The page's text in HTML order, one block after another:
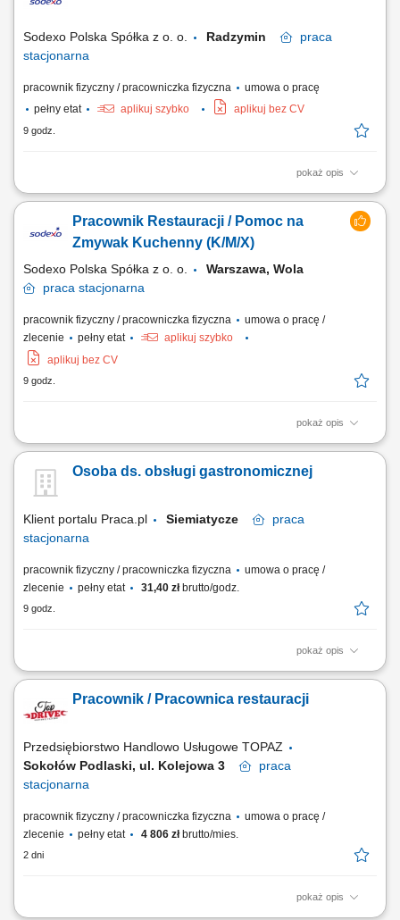
Sodexo Polska Spółka z o. o. Radzymin
praca
stacjonarna
pracownik fizyczny / pracowniczka fizyczna
umowa o pracę
pełny etat
aplikuj szybko aplikuj bez CV
9 godz.
pokaż opis
Zakres obowiązków: Zmywanie oraz wyparzanie naczyń; Sprzątanie
konsumenckiej w restauracji (obsługa maszyny myjącej); Opróżnianie
koszy i wynoszenie odpadów do kontenerów zewnętrznych;
Pracownik Restauracji / Pomoc na
Zmywak Kuchenny (K/M/X)
Sodexo Polska Spółka z o. o.
Warszawa, Wola
praca stacjonarna
pracownik fizyczny / pracowniczka fizyczna
umowa o pracę /
zlecenie
pełny etat
aplikuj szybko
aplikuj bez CV
9 godz.
pokaż opis
Zakres obowiązków: Zmywanie naczyń ręcznie i za pomocą zmywarek;
Utrzymanie zapasów detergentów i akcesoriów związanych z myciem
naczyń; Skrupulatne wykonywanie zadań zgodnie z zasadami BHP i
Osoba ds. obsługi gastronomicznej
Klient portalu Praca.pl Siemiatycze
praca
stacjonarna
pracownik fizyczny / pracowniczka fizyczna
umowa o pracę /
zlecenie
pełny etat 31,40 złbrutto/godz.
9 godz.
pokaż opis
zapewnienie wysokiej jakości obsługi klientów oraz budowanie
zgodnie z obowiązującymi standardami, obsługa systemu kasowego i
realizacja płatności, utrzymywanie porządku oraz przestrzeganie zasad
Pracownik / Pracownica restauracji
Przedsiębiorstwo Handlowo Usługowe TOPAZ
Sokołów Podlaski, ul. Kolejowa 3
praca
stacjonarna
pracownik fizyczny / pracowniczka fizyczna
umowa o pracę /
zlecenie
pełny etat 4 806 złbrutto/mies.
2 dni
pokaż opis
Twoje główne zadania: zapewnienie profesjonalnej obsługi i